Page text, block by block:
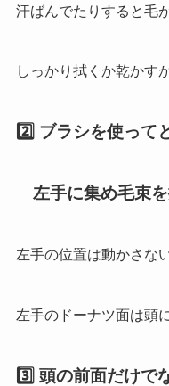
汗ばんでたりすると毛
しっかり拭くか乾かす
2️⃣ ブラシを使って
左手に集め毛束
左手の位置は動かさな
左手のドーナツ面は頭
3️⃣ 頭の前面だけで